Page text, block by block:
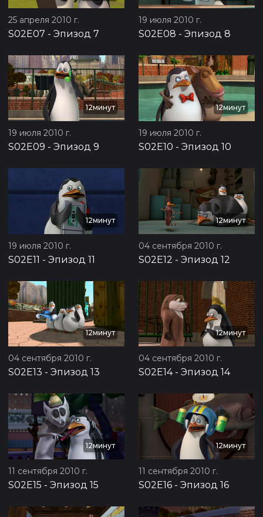
25 апреля 2010 г.
S02E07 - Эпизод 7
19 июля 2010 г.
S02E08 - Эпизод 8
12минут
19 июля 2010 г.
S02E09 - Эпизод 9
12минут
19 июля 2010 г.
S02E10 - Эпизод 10
12минут
19 июля 2010 г.
S02E11 - Эпизод 11
12минут
04 сентября 2010 г.
S02E12 - Эпизод 12
12минут
04 сентября 2010 г.
S02E13 - Эпизод 13
12минут
04 сентября 2010 г.
S02E14- Эпизод 14
12минут
11 сентября 2010 г.
S02E15 - Эпизод 15
12минут
11 сентября 2010 г.
S02E16 - Эпизод 16